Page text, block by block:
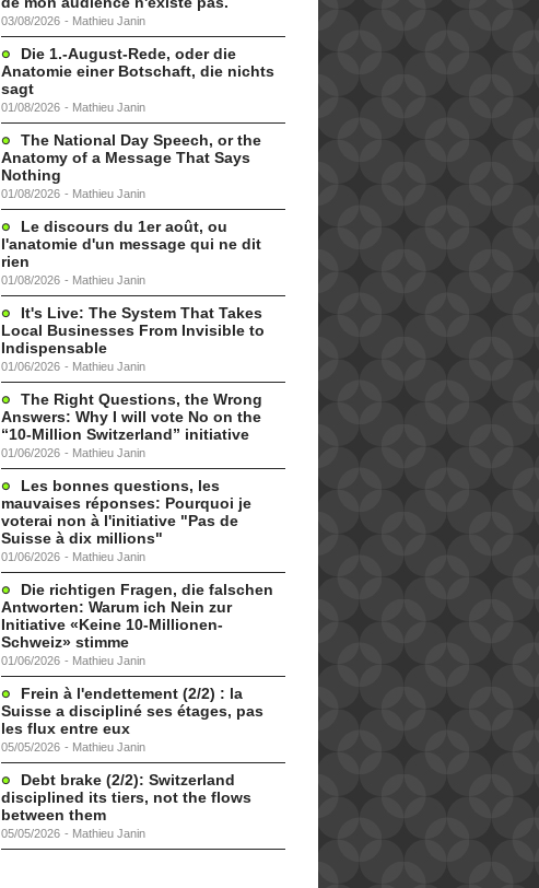
03/08/2026 - Mathieu Janin
Die 1.-August-Rede, oder die
Anatomie einer Botschaft, die nichts
sagt
01/08/2026 - Mathieu Janin
The National Day Speech, or the
Anatomy of a Message That Says
Nothing
01/08/2026 - Mathieu Janin
Le discours du 1er août, ou
l'anatomie d'un message qui ne dit
rien
01/08/2026 - Mathieu Janin
It's Live: The System That Takes
Local Businesses From Invisible to
Indispensable
01/06/2026 - Mathieu Janin
The Right Questions, the Wrong
Answers: Why I will vote No on the
“10-Million Switzerland” initiative
01/06/2026 - Mathieu Janin
Les bonnes questions, les
mauvaises réponses: Pourquoi je
voterai non à l'initiative "Pas de
Suisse à dix millions"
01/06/2026 - Mathieu Janin
Die richtigen Fragen, die falschen
Antworten: Warum ich Nein zur
Initiative «Keine 10-Millionen-
Schweiz» stimme
01/06/2026 - Mathieu Janin
Frein à l'endettement (2/2) : la
Suisse a discipliné ses étages, pas
les flux entre eux
05/05/2026 - Mathieu Janin
Debt brake (2/2): Switzerland
disciplined its tiers, not the flows
between them
05/05/2026 - Mathieu Janin